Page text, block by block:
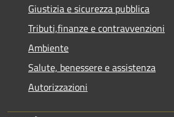
Giustizia e sicurezza pubblica
Tributi,finanze e contravvenzioni
Ambiente
Salute, benessere e assistenza
Autorizzazioni